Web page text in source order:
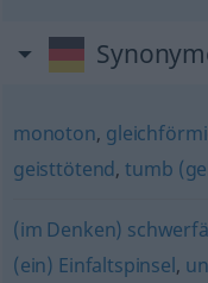
monoton,
geisttötend,tumb
(im Denken)
(ein) Einfaltspinsel,